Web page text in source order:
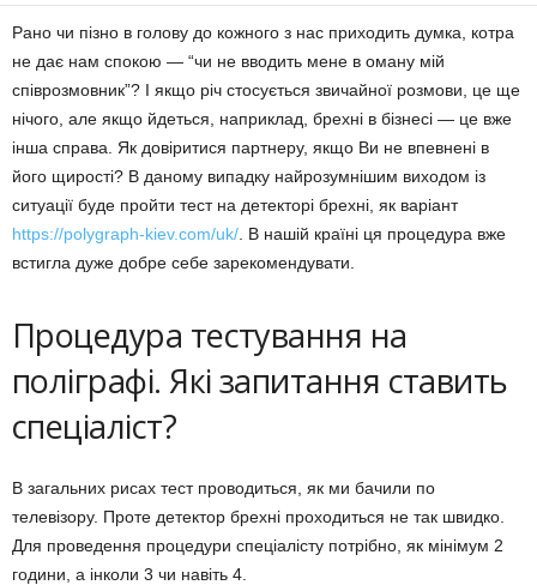
Рано чи пізно в голову до кожного з нас приходить думка, котра
не дає нам спокою — “чи не вводить мене в оману мій
співрозмовник”? І якщо річ стосується звичайної розмови, це ще
нічого, але якщо йдеться, наприклад, брехні в бізнесі — це вже
інша справа. Як довіритися партнеру, якщо Ви не впевнені в
його щирості? В даному випадку найрозумнішим виходом із
ситуації буде пройти тест на детекторі брехні, як варіант
https://polygraph-kiev.com/uk/ . В нашій країні ця процедура вже
встигла дуже добре себе зарекомендувати.
Процедура тестування на
поліграфі. Які запитання ставить
спеціаліст?
В загальних рисах тест проводиться, як ми бачили по
телевізору. Проте детектор брехні проходиться не так швидко.
Для проведення процедури спеціалісту потрібно, як мінімум 2
години, а інколи 3 чи навіть 4.